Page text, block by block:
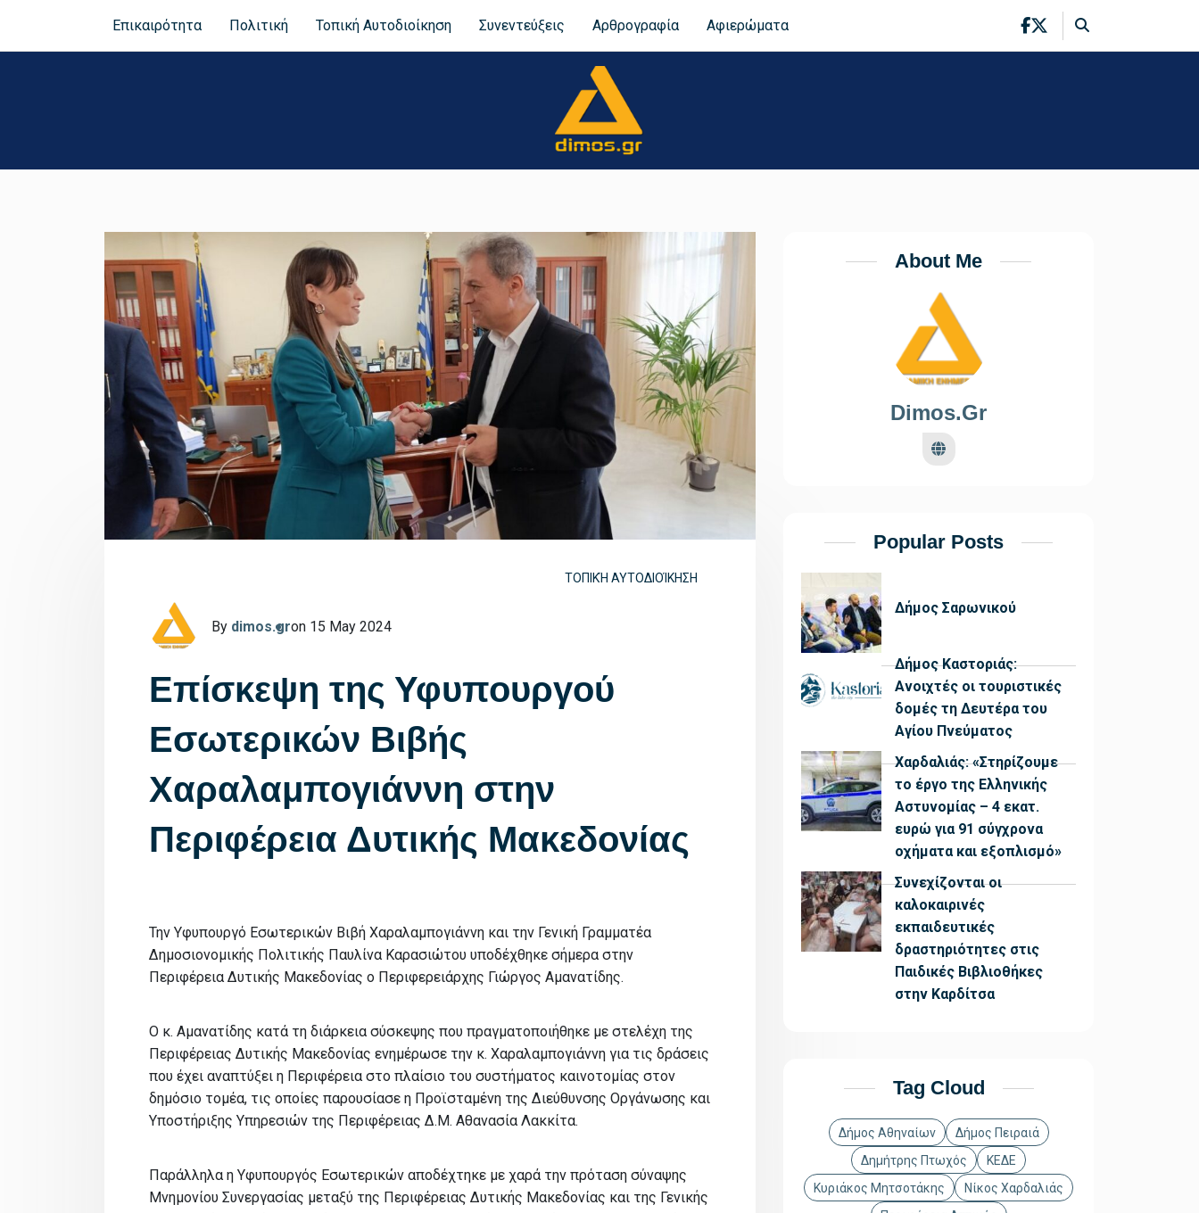
Επικαιρότητα Πολιτική Τοπική Αυτοδιοίκηση Συνεντεύξεις Αρθρογραφία Αφιερώματα
ΤΟΠΙΚΉ ΑΥΤΟΔΙΟΊΚΗΣΗ
By dimos.gron 15 May 2024
Επίσκεψη της Υφυπουργού
Εσωτερικών Βιβής
Χαραλαμπογιάννη στην
Περιφέρεια Δυτικής Μακεδονίας
Την Υφυπουργό Εσωτερικών Βιβή Χαραλαμπογιάννη και την Γενική Γραμματέα
Δημοσιονομικής Πολιτικής Παυλίνα Kαρασιώτου υποδέχθηκε σήμερα στην
Περιφέρεια Δυτικής Μακεδονίας ο Περιφερειάρχης Γιώργος Αμανατίδης.
Ο κ. Αμανατίδης κατά τη διάρκεια σύσκεψης που πραγματοποιήθηκε με στελέχη της
Περιφέρειας Δυτικής Μακεδονίας ενημέρωσε την κ. Χαραλαμπογιάννη για τις δράσεις
που έχει αναπτύξει η Περιφέρεια στο πλαίσιο του συστήματος καινοτομίας στον
δημόσιο τομέα, τις οποίες παρουσίασε η Προϊσταμένη της Διεύθυνσης Οργάνωσης και
Υποστήριξης Υπηρεσιών της Περιφέρειας Δ.Μ. Αθανασία Λακκίτα.
Παράλληλα η Υφυπουργός Εσωτερικών αποδέχτηκε με χαρά την πρόταση σύναψης
Μνημονίου Συνεργασίας μεταξύ της Περιφέρειας Δυτικής Μακεδονίας και της Γενικής
About Me
Dimos.gr
Popular Posts
Δήμος Σαρωνικού
Δήμος Καστοριάς:
Ανοιχτές οι τουριστικές
δομές τη Δευτέρα του
Αγίου Πνεύματος
Χαρδαλιάς: «Στηρίζουμε
το έργο της Ελληνικής
Αστυνομίας – 4 εκατ.
ευρώ για 91 σύγχρονα
οχήματα και εξοπλισμό»
Συνεχίζονται οι
καλοκαιρινές
εκπαιδευτικές
δραστηριότητες στις
Παιδικές Βιβλιοθήκες
στην Καρδίτσα
Tag Cloud
Δήμος Αθηναίων
Δήμος Πειραιά
Δημήτρης Πτωχός
ΚΕΔΕ
Κυριάκος Μητσοτάκης
Νίκος Χαρδαλιάς